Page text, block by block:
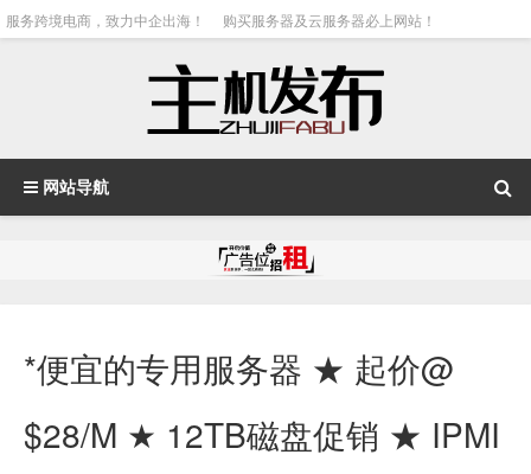
服务跨境电商，致力中企出海！ 购买服务器及云服务器必上网站！
网站导航
*便宜的专用服务器 ★ 起价@
$28/M ★ 12TB磁盘促销 ★ IPMI